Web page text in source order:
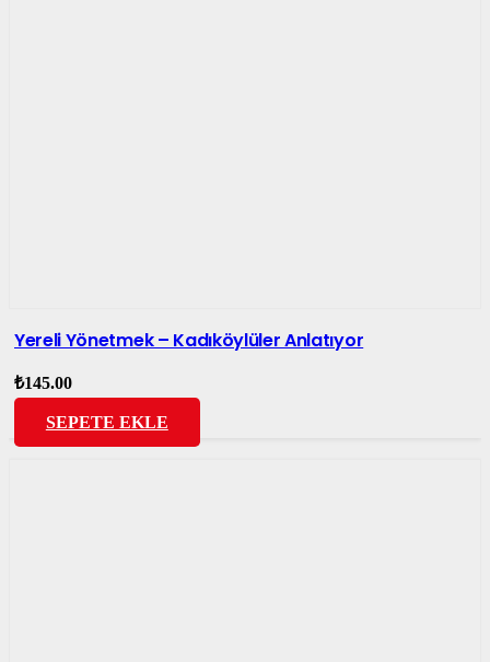
Yereli Yönetmek – Kadıköylüler Anlatıyor
₺145.00
SEPETE EKLE